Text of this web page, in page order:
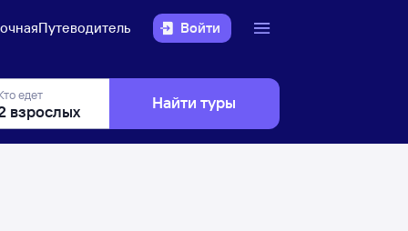
Путеводитель Войти
едет Найти туры